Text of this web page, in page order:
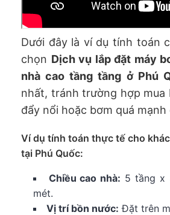
Dưới đây là ví dụ tính toán
chọn Dịch vụ lắp đặt máy
nhà cao tầng tầng ở Phú
nhất, tránh trường hợp mua
đẩy nổi hoặc bơm quá
Ví dụ tính toán thực tế cho
tại Phú Quốc:
Chiều cao nhà: 5 tầng x
mét.
Vị trí bồn nước: Đặt trên